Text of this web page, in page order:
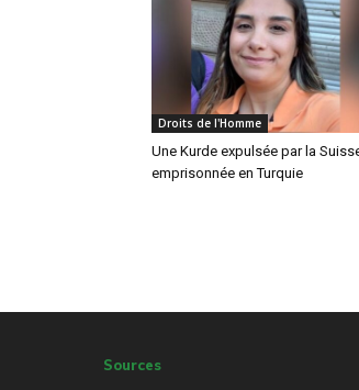
Droits de l'Homme
Une Kurde expulsée par la
emprisonnée en Turquie
Sources